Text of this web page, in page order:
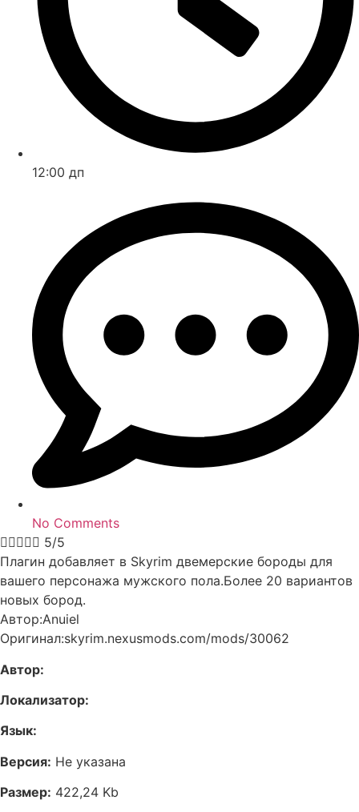
12:00 дп
No Comments
 5/5
Плагин добавляет в Skyrim двемерские бороды для
вашего персонажа мужского пола.Более 20 вариантов
новых бород.
Автор:Anuiel
Оригинал:skyrim.nexusmods.com/mods/30062
Автор:
Локализатор:
Язык:
Версия: Не указана
Размер: 422,24 Kb